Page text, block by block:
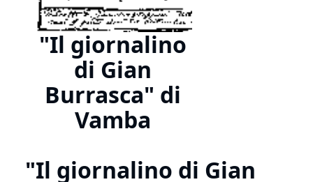
"Il giornalino
di Gian
Burrasca" di
Vamba
"Il giornalino di Gian